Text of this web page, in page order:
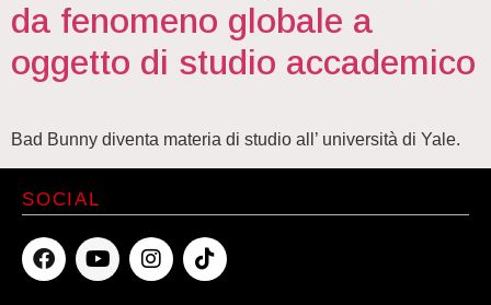
da fenomeno globale a
oggetto di studio accademico
Bad Bunny diventa materia di studio all’ università di Yale.
SOCIAL